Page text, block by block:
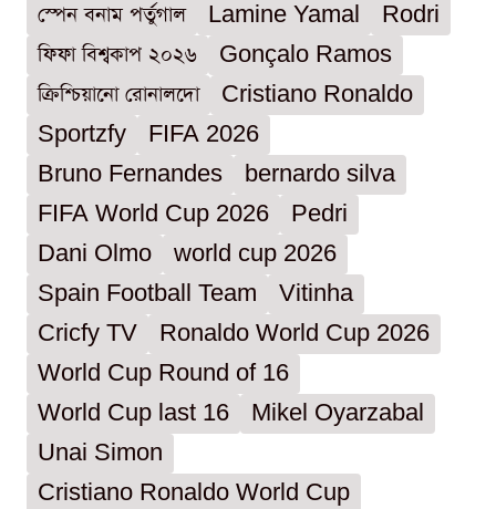
স্পেন বনাম পর্তুগাল
Lamine Yamal
Rodri
ফিফা বিশ্বকাপ ২০২৬
Gonçalo Ramos
ক্রিশ্চিয়ানো রোনালদো
Cristiano Ronaldo
Sportzfy
FIFA 2026
Bruno Fernandes
bernardo silva
FIFA World Cup 2026
Pedri
Dani Olmo
world cup 2026
Spain Football Team
Vitinha
Cricfy TV
Ronaldo World Cup 2026
World Cup Round of 16
World Cup last 16
Mikel Oyarzabal
Unai Simon
Cristiano Ronaldo World Cup